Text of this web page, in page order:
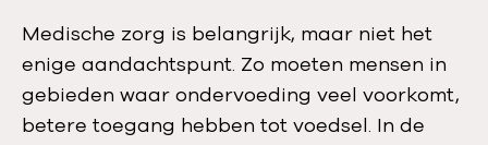
Medische zorg is belangrijk, maar niet het
enige aandachtspunt. Zo moeten mensen in
gebieden waar ondervoeding veel voorkomt,
betere toegang hebben tot voedsel. In de